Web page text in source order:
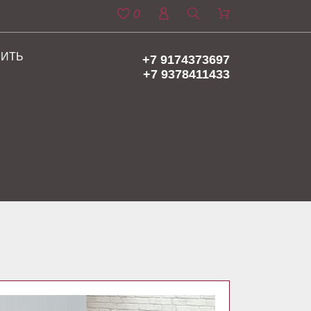
0
+7 9174373697
+7 9378411433